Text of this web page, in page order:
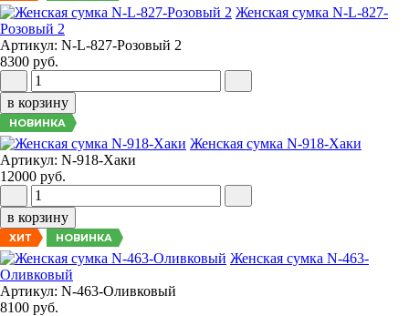
Женская сумка N-L-827-
Розовый 2
Артикул: N-L-827-Розовый 2
8300 руб.
в корзину
НОВИНКА
Женская сумка N-918-Хаки
Артикул: N-918-Хаки
12000 руб.
в корзину
ХИТ НОВИНКА
Женская сумка N-463-
Оливковый
Артикул: N-463-Оливковый
8100 руб.